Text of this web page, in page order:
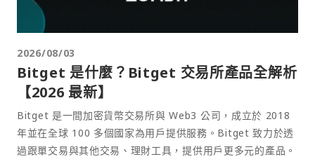
2026/08/03
Bitget 是什麼？Bitget 交易所產品全解析
【2026 最新】
Bitget 是一間加密貨幣交易所與 Web3 公司，成立於 2018
年並在全球 100 多個國家為用戶提供服務。Bitget 致力於透
過跟單交易與其他交易、理財工具，提供用戶更多元的產品。